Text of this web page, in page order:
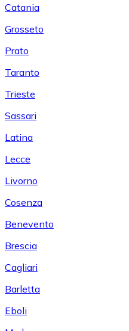
Catania
Grosseto
Prato
Taranto
Trieste
Sassari
Latina
Lecce
Livorno
Cosenza
Benevento
Brescia
Cagliari
Barletta
Eboli